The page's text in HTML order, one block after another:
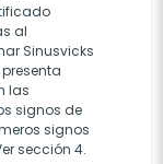
al
Sinusvicks
las
signos de
signos
sección 4.